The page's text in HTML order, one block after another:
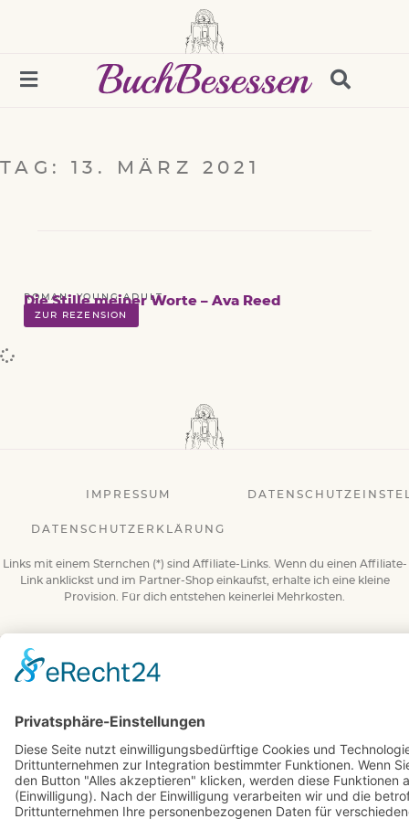
TAG: 13. MÄRZ 2021
ROMAN,YOUNG ADULT
Die Stille meiner Worte – Ava Reed
ZUR REZENSION
IMPRESSUM
DATENSCHUTZERKLÄRUNG
Links mit einem Sternchen (*) sind Affiliate-Links. Wenn du einen Affiliate-
Link anklickst und im Partner-Shop einkaufst, erhalte ich eine kleine
Provision. Für dich entstehen keinerlei Mehrkosten.